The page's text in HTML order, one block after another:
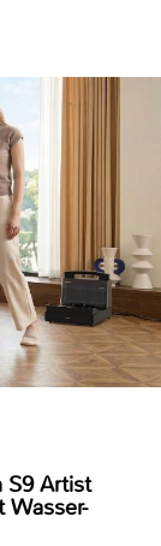
S9 Artist
Wasser-